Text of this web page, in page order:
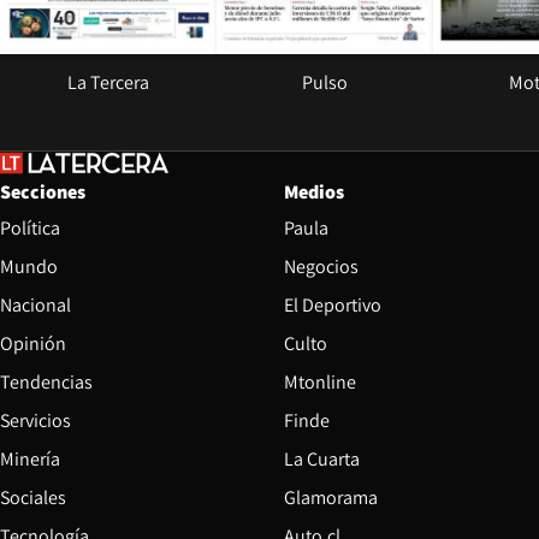
La Tercera Pulso
Secciones
Política
Mundo
Nacional
Opinión
Tendencias
Servicios
Minería
Sociales
Medios
Paula
Negocios
El Deportivo
Culto
Mtonline
Finde
La Cuarta
Glamorama